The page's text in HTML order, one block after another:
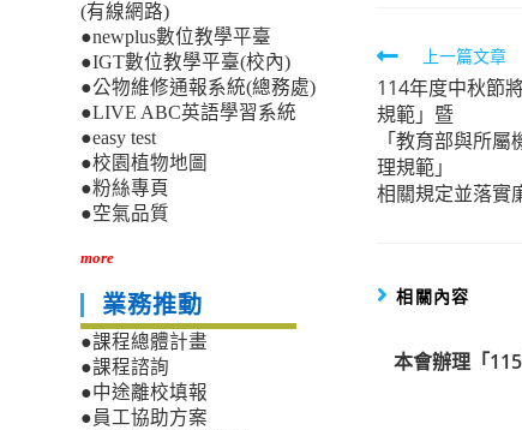
Read
more
articles
上一篇文章
114年度中秋節
規範」暨
「教育部與所
理規範」
相關規定並落實
相關內容
本會辦理「
(有線網路)
●newplus數位教學平臺
●IGT數位教學平臺(校內)
●公物維修通報系統(總務處)
●LIVE ABC英語學習系統
●easy test
●校園植物地圖
●粉絲專頁
●空氣品質
more
業務推動
●課程總體計畫
●課程諮詢
●中途離校填報
●員工協助方案